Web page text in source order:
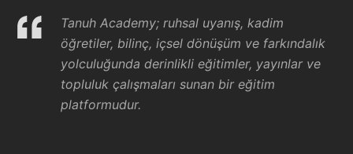
Tanuh Academy; ruhsal uyanış, kadim
öğretiler, bilinç, içsel dönüşüm ve farkındalık
yolculuğunda derinlikli eğitimler, yayınlar ve
topluluk çalışmaları sunan bir eğitim
platformudur.